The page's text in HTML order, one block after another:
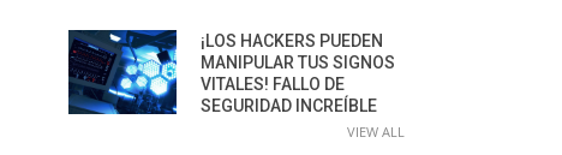
¡LOS HACKERS PUEDEN
MANIPULAR TUS SIGNOS
VITALES! FALLO DE
SEGURIDAD INCREÍBLE
VIEW ALL